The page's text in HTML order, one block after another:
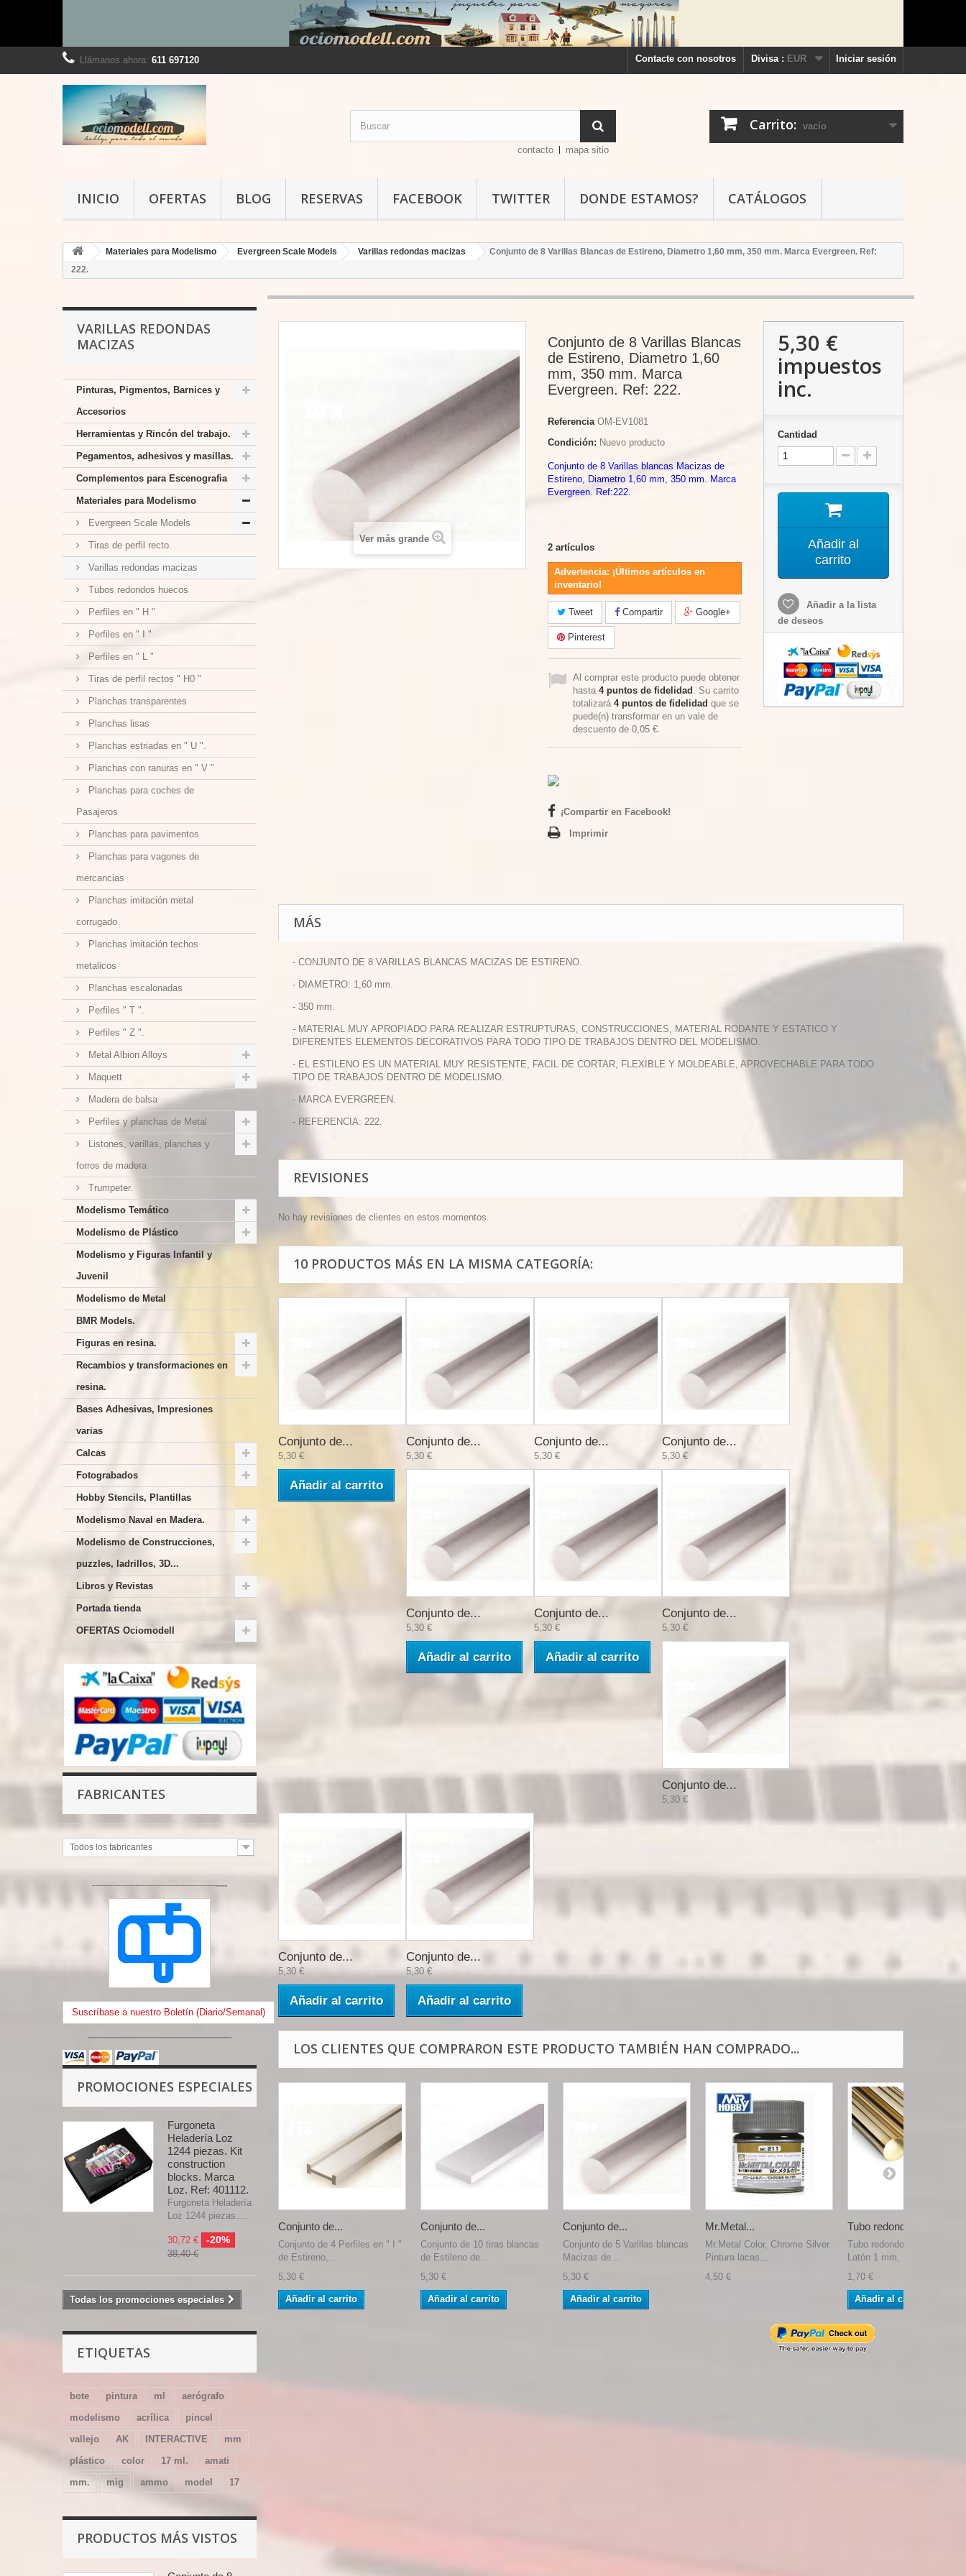
Iniciar sesión
Divisa : EUR
Contacte con nosotros
Llámanos ahora: 611 697120
Carrito: vacío
contacto mapa sitio
INICIO OFERTAS BLOG RESERVAS FACEBOOK TWITTER DONDE ESTAMOS? CATÁLOGOS
Materiales para Modelismo Evergreen Scale Models Varillas redondas macizas
Conjunto de 8 Varillas Blancas de Estireno, Diametro 1,60 mm, 350 mm. Marca Evergreen. Ref:
222.
VARILLAS REDONDAS
MACIZAS
Pinturas, Pigmentos, Barnices y
Accesorios
Herramientas y Rincón del trabajo.
Pegamentos, adhesivos y masillas.
Complementos para Escenografia
Materiales para Modelismo
Evergreen Scale Models
Tiras de perfil recto.
Varillas redondas macizas
Tubos redondos huecos
Perfiles en " H "
Perfiles en " I "
Perfiles en " L "
Tiras de perfil rectos " H0 "
Planchas transparentes
Planchas lisas
Planchas estriadas en " U ".
Planchas con ranuras en " V "
Planchas para coches de
Pasajeros
Planchas para pavimentos
Planchas para vagones de
mercancias
Planchas imitación metal
corrugado
Planchas imitación techos
metalicos
Planchas escalonadas
Perfiles " T ".
Perfiles " Z ".
Metal Albion Alloys
Maquett
Madera de balsa
Perfiles y planchas de Metal
Listones, varillas, planchas y
forros de madera
Trumpeter.
Modelismo Temático
Modelismo de Plástico
Modelismo y Figuras Infantil y
Juvenil
Modelismo de Metal
BMR Models.
Figuras en resina.
Recambios y transformaciones en
resina.
Bases Adhesivas, Impresiones
varias
Calcas
Fotograbados
Hobby Stencils, Plantillas
Modelismo Naval en Madera.
Modelismo de Construcciones,
puzzles, ladrillos, 3D...
Libros y Revistas
Portada tienda
OFERTAS Ociomodell
FABRICANTES
Todos los fabricantes
-----------------------------------------------
Suscríbase a nuestro Boletín (Diario/Semanal)
--------------------------------------------------
PROMOCIONES ESPECIALES
Furgoneta
Heladería Loz
1244 piezas. Kit
construction
blocks. Marca
Loz. Ref: 401112.
Furgoneta Heladería
Loz 1244 piezas....
30,72 € -20%
38,40 €
Todas los promociones especiales
ETIQUETAS
bote pintura ml
aerógrafo
modelismo
acrílica
pincel
vallejo
AK INTERACTIVE
mm
plástico
color 17 ml.
amati
mm.
mig ammo model 17
PRODUCTOS MÁS VISTOS
Ver más grande
Conjunto de 8 Varillas Blancas
de Estireno, Diametro 1,60
mm, 350 mm. Marca
Evergreen. Ref: 222.
Referencia OM-EV1081
Condición: Nuevo producto
Conjunto de 8 Varillas blancas Macizas de
Estireno, Diametro 1,60 mm, 350 mm. Marca
Evergreen. Ref:222.
2 artículos
Advertencia: ¡Últimos artículos en
inventario!
Tweet Compartir Google+
Pinterest
Al comprar este producto puede obtener
hasta 4puntos de fidelidad . Su carrito
totalizará 4puntos de fidelidad que se
puede(n) transformar en un vale de
descuento de 0,05 €.
¡Compartir en Facebook!
Imprimir
5,30 €
impuestos
inc.
Cantidad
Añadir al
carrito
Añadir a la lista
de deseos
MÁS
- CONJUNTO DE 8 VARILLAS BLANCAS MACIZAS DE ESTIRENO.
- DIAMETRO: 1,60 mm.
- 350 mm.
- MATERIAL MUY APROPIADO PARA REALIZAR ESTRUPTURAS, CONSTRUCCIONES, MATERIAL RODANTE Y ESTATICO Y
DIFERENTES ELEMENTOS DECORATIVOS PARA TODO TIPO DE TRABAJOS DENTRO DEL MODELISMO.
- EL ESTILENO ES UN MATERIAL MUY RESISTENTE, FACIL DE CORTAR, FLEXIBLE Y MOLDEABLE, APROVECHABLE PARA TODO
TIPO DE TRABAJOS DENTRO DE MODELISMO.
- MARCA EVERGREEN.
- REFERENCIA: 222.
REVISIONES
No hay revisiones de clientes en estos momentos.
10 PRODUCTOS MÁS EN LA MISMA CATEGORÍA:
Conjunto de...
5,30 €
Añadir al carrito
Conjunto de...
5,30 €
Conjunto de...
5,30 €
Conjunto de...
5,30 €
Conjunto de...
5,30 €
Añadir al carrito
Conjunto de...
5,30 €
Añadir al carrito
Conjunto de...
5,30 €
Conjunto de...
5,30 €
Conjunto de...
5,30 €
Añadir al carrito
Conjunto de...
5,30 €
Añadir al carrito
LOS CLIENTES QUE COMPRARON ESTE PRODUCTO TAMBIÉN HAN COMPRADO...
Conjunto de...
Conjunto de 4 Perfiles en " I "
de Estireno,...
5,30 €
Añadir al carrito
Conjunto de...
Conjunto de 10 tiras blancas
de Estileno de...
5,30 €
Añadir al carrito
Conjunto de...
Conjunto de 5 Varillas blancas
Macizas de...
5,30 €
Añadir al carrito
Mr.Metal...
Mr.Metal Color, Chrome Silver.
Pintura lacas...
4,50 €
Tubo redondo...
Tubo redondo macizo de
Latón 1 mm, Longitud 1m....
1,70 €
Añadir al carrito